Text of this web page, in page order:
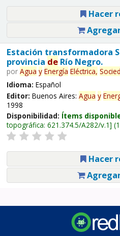
Hacer
Estación transformadora
provincia deRío Negro.
por Agua y Energía Eléctrica,
Idioma: Español
Editor: Buenos Aires: Agua y
1998
Disponibilidad: Ítems
topográfica: 621.374.5/A282/v.1
Hacer